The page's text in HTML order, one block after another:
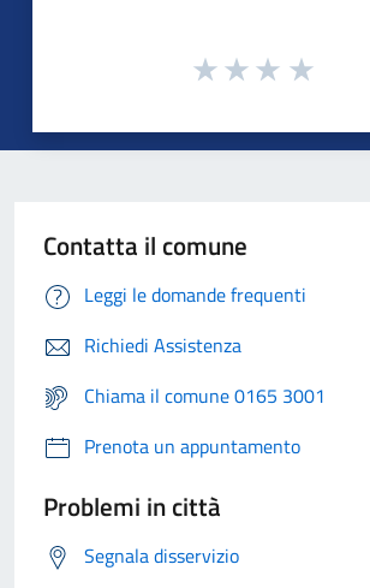
Contatta il comune
Leggi le domande frequenti
Richiedi Assistenza
Chiama il comune 0165 3001
Prenota un appuntamento
Problemi in città
Segnala disservizio